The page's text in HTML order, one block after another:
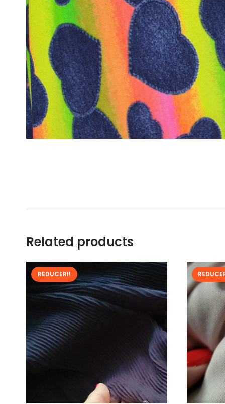
Related products
REDUCERI!